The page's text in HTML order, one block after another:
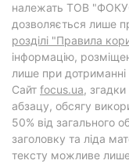
належать ТОВ
дозволяється лише
розділі "Правила
інформацію,
лише при дотриманні
Cайт focus.ua,
абзацу, обсягу
50% від загального
заголовку та ліда
тексту можливе